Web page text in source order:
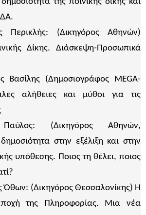
Περικλής: (Δικηγόρος Αθηνών)
Δίκης. Διάσκεψη-Προσωπικά
Βασίλης (Δημοσιογράφος MEGA-
αλήθειες και μύθοι για τις
(Δικηγόρος Αθηνών,
στην εξέλιξη και στην
υπόθεσης. Ποιος τη θέλει, ποιος
(Δικηγόρος Θεσσαλονίκης) Η
της Πληροφορίας. Μια νέα